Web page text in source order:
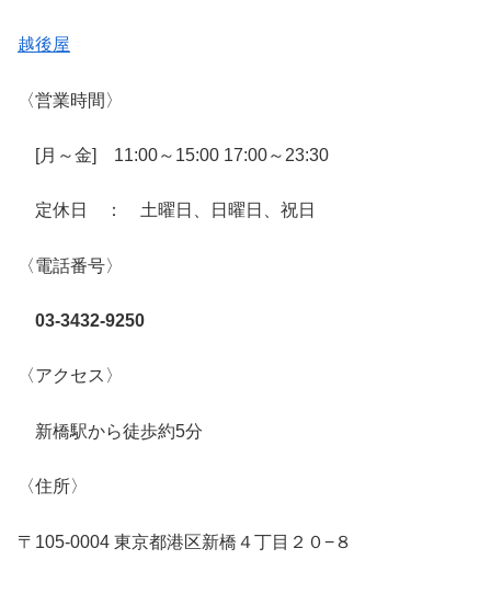
越後屋
〈営業時間〉
[月～金] 11:00～15:00 17:00～23:30
定休日 ： 土曜日、日曜日、祝日
〈電話番号〉
03-3432-9250
〈アクセス〉
新橋駅から徒歩約5分
〈住所〉
〒105-0004 東京都港区新橋４丁目２０−８